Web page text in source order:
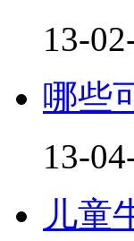
13-
哪些
13-
儿童